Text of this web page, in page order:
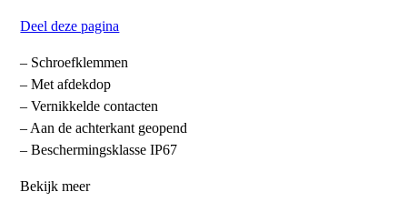
Deel deze pagina
– Schroefklemmen
– Met afdekdop
– Vernikkelde contacten
– Aan de achterkant geopend
– Beschermingsklasse IP67
Bekijk meer